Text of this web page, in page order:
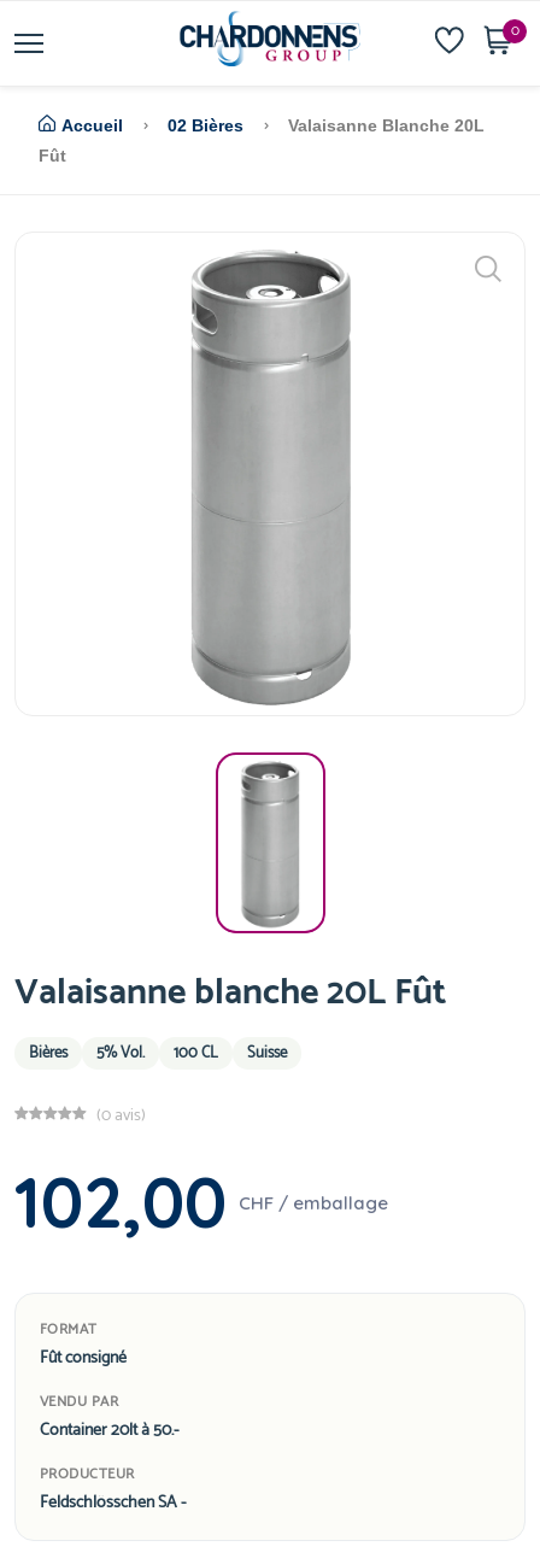
0
Accueil 02 Bières
Valaisanne Blanche 20L
Fût
Valaisanne blanche 20L Fût
Bières 5% Vol. 100 CL Suisse
(0 avis)
102,00 CHF / emballage
FORMAT
Fût consigné
VENDU PAR
Container 20lt à 50.-
PRODUCTEUR
Feldschlösschen SA -